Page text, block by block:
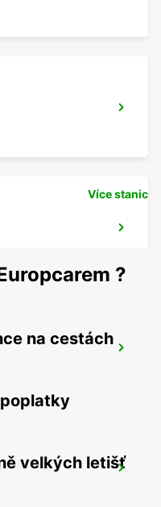
Více stanic
?
na cestách
velkých letišť